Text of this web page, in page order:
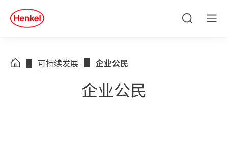
Skip to main content
Skip to footer
quick
search
可持续发展 企业公民
企业公民